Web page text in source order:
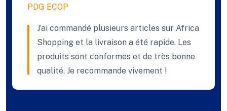
PDG ECOP
J’ai commandé plusieurs articles sur Africa
Shopping et la livraison a été rapide. Les
produits sont conformes et de très bonne
qualité. Je recommande vivement !